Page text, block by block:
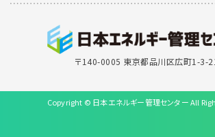
〒140-0005 東京都品川区広町1-3-
Copyright © 日本エネルギー管理センター All